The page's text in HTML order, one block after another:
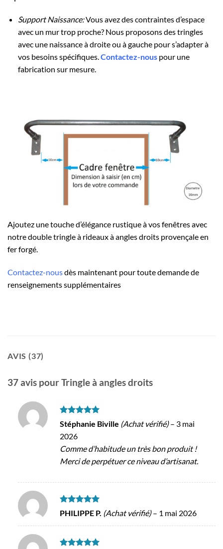
Support Naissance:Vous avez des contraintes d’espace
avec un mur trop proche? Nous proposons des tringles
avec une naissance à droite ou à gauche pour s’adapter à
vos besoins spécifiques.Contactez-nouspour une
fabrication sur mesure.
Ajoutez une touche d’élégance rustique à vos fenêtres avec
notre double tringle à rideaux à angles droits provençale en
fer forgé.
Contactez-nousdès maintenant pour toute demande de
renseignements supplémentaires
AVIS (37)
37 avis pourTringle à angles droits
Note5sur
5
Stéphanie Biville (Achat vérifié) – 3 mai
2026
Comme d’habitude un très bon produit !
Merci de perpétuer ce niveau d’artisanat.
Note5sur
5
PHILIPPE P. (Achat vérifié) – 1 mai 2026